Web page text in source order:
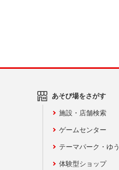
あそび場をさがす
施設・店舗検索
ゲームセンター
テーマパーク・ゆ
体験型ショップ